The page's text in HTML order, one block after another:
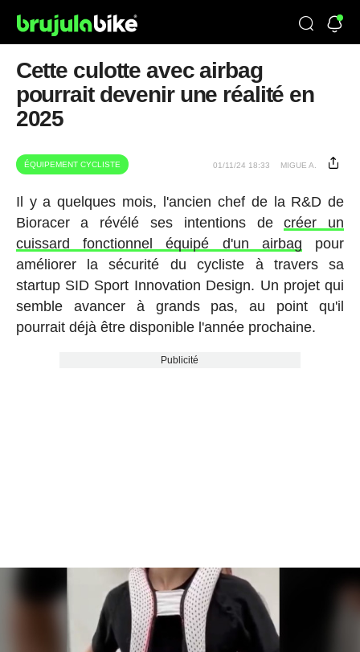
Cette culotte avec airbag
pourrait devenir une réalité en
2025
ÉQUIPEMENT CYCLISTE 01/11/24 18:33 MIGUE A.
Il y a quelques mois, l'ancien chef de la R&D de
Bioracer a révélé ses intentions decréer un
cuissard fonctionnel équipé d'un airbag pour
améliorer la sécurité du cycliste à travers sa
startup SID Sport Innovation Design. Un projet qui
semble avancer à grands pas, au point qu'il
pourrait déjà être disponible l'année prochaine.
Publicité